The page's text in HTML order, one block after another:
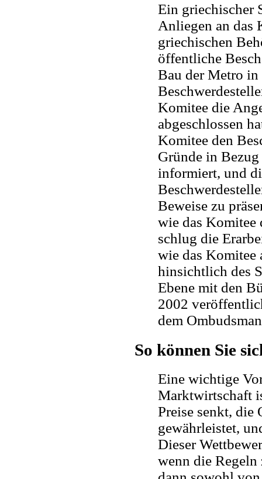
Ein griechischer
Anliegen an das
griechischen
öffentliche
Bau der Metro
Komitee die
abgeschlossen
Komitee den
Gründe in
informiert, und
Beweise zu
wie das Komitee
schlug die
wie das Komitee
hinsichtlich des
Ebene mit den
2002
dem
So können Sie
Eine wichtige
Marktwirtschaft
Preise senkt,
gewährleistet,
Dieser
wenn die